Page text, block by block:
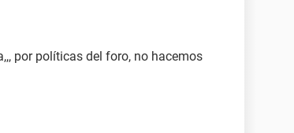
por políticas del foro, no hacemos